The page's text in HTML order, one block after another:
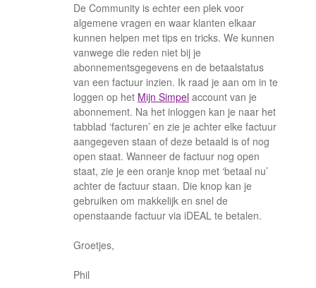
De Community is echter een plek voor
algemene vragen en waar klanten elkaar
kunnen helpen met tips en tricks. We kunnen
vanwege die reden niet bij je
abonnementsgegevens en de betaalstatus
van een factuur inzien. Ik raad je aan om in te
loggen op het Mijn Simpel account van je
abonnement. Na het inloggen kan je naar het
tabblad ‘facturen’ en zie je achter elke factuur
aangegeven staan of deze betaald is of nog
open staat. Wanneer de factuur nog open
staat, zie je een oranje knop met ‘betaal nu’
achter de factuur staan. Die knop kan je
gebruiken om makkelijk en snel de
openstaande factuur via iDEAL te betalen.
Groetjes,
Phil